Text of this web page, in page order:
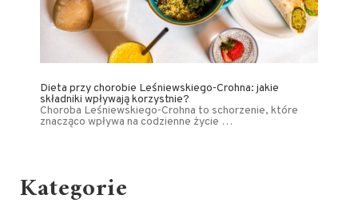
Dieta przy chorobie Leśniewskiego-Crohna: jakie
składniki wpływają korzystnie?
Choroba Leśniewskiego-Crohna to schorzenie, które
znacząco wpływa na codzienne życie …
Kategorie